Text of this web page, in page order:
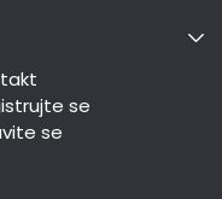
se
se